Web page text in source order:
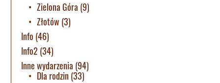
Zielona Góra (9)
Złotów (3)
Info (46)
Info2 (34)
Inne wydarzenia (94)
Dla rodzin (33)